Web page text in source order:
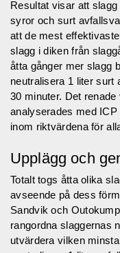
Resultat visar att
syror och surt
att de mest
slagg i diken från
åtta gånger mer slagg
neutralisera 1 liter surt
30 minuter. Det
analyserades med
inom riktvärdena för
Upplägg och
Totalt togs åtta olika
avseende på dess
Sandvik och
rangordna slaggernas
utvärdera vilken